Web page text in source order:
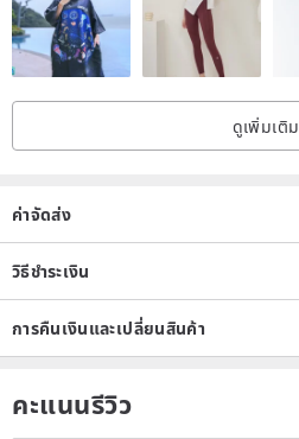
ดูเพิ่มเติม
ค่าจัดส่ง
วิธีชำระเงิน
การคืนเงินและเปลี่ยนสินค้า
คะแนนรีวิว